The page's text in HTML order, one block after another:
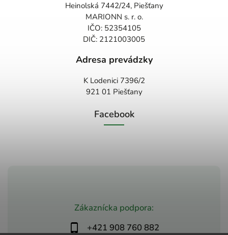
Zákaznícka podpora:
+421 908 760 882
Heinolská 7442/24, Piešťany
MARIONN s. r. o.
IČO: 52354105
DIČ: 2121003005
Adresa prevádzky
K Lodenici 7396/2
921 01 Piešťany
Facebook